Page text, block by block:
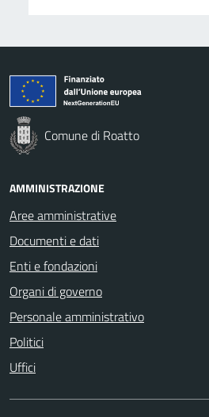
Comune di Roatto
AMMINISTRAZIONE
Aree amministrative
Documenti e dati
Enti e fondazioni
Organi di governo
Personale amministrativo
Politici
Uffici